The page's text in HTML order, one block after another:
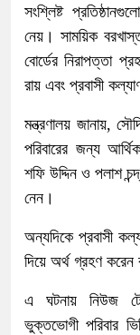
সংশ্লিষ্ট
নেয়। সাময়িক
বোর্ডের নিরাপত্তা
রায় এবং প্রবাসী
মন্ত্রণালয় জানায়,
পরিবারের জন্য
শফি উদ্দিন ও পলাশ
নেন।
অন্যদিকে প্রবাসী
দিয়ে অর্থ গ্রহণ
এ ঘটনায় নিউজ
ভুক্তভোগী পরিবার